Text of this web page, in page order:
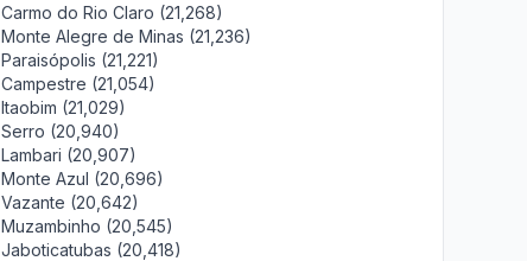
Carmo do Rio Claro (21,268)
Monte Alegre de Minas (21,236)
Paraisópolis (21,221)
Campestre (21,054)
Itaobim (21,029)
Serro (20,940)
Lambari (20,907)
Monte Azul (20,696)
Vazante (20,642)
Muzambinho (20,545)
Jaboticatubas (20,418)